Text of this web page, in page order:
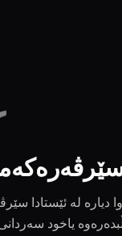
وا دیارە لە ئێستادا
یاخود